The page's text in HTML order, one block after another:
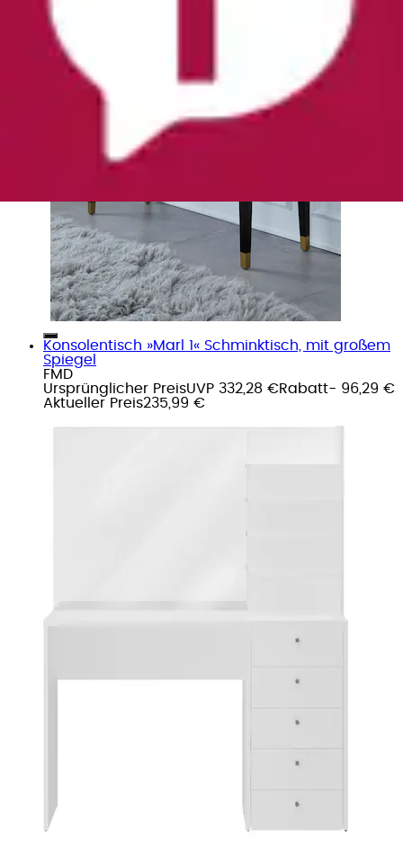
Konsolentisch »Marl 1« Schminktisch, mit großem
Spiegel
FMD
Ursprünglicher PreisUVP 332,28 €Rabatt- 96,29 €
Aktueller Preis235,99 €